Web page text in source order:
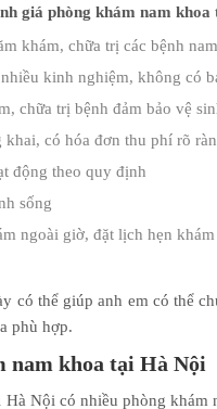
giá phòng khám nam khoa
khám, chữa trị các bệnh
kinh nghiệm, không có
chữa trị bệnh đảm bảo vệ
có hóa đơn thu phí rõ
động theo quy định
sống
ngoài giờ, đặt lịch hẹn
có thể giúp anh em có thể
phù hợp.
nam khoa tại Hà Nội
Hà Nội có nhiều phòng